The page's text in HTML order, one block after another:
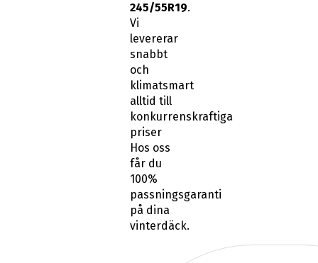
245/55R19.
Vi
levererar
snabbt
och
klimatsmart
alltid till
konkurrenskraftiga
priser
Hos oss
får du
100%
passningsgaranti
på dina
vinterdäck.